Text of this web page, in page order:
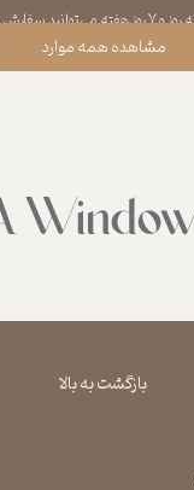
مشاهده همه موارد
بازگشت به بالا